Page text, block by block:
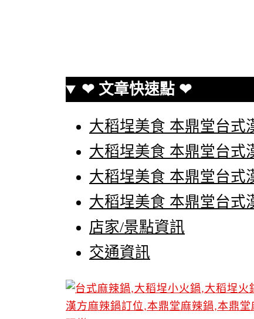
❤ 文章快速點 ❤
大稻埕美食 本鼎堂台式
大稻埕美食 本鼎堂台式
大稻埕美食 本鼎堂台式
大稻埕美食 本鼎堂台式
店家/景點資訊
交通資訊